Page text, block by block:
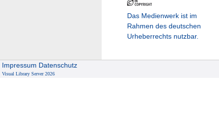
Das Medienwerk ist im
Rahmen des deutschen
Urheberrechts nutzbar.
Impressum Datenschutz
Visual Library Server 2026